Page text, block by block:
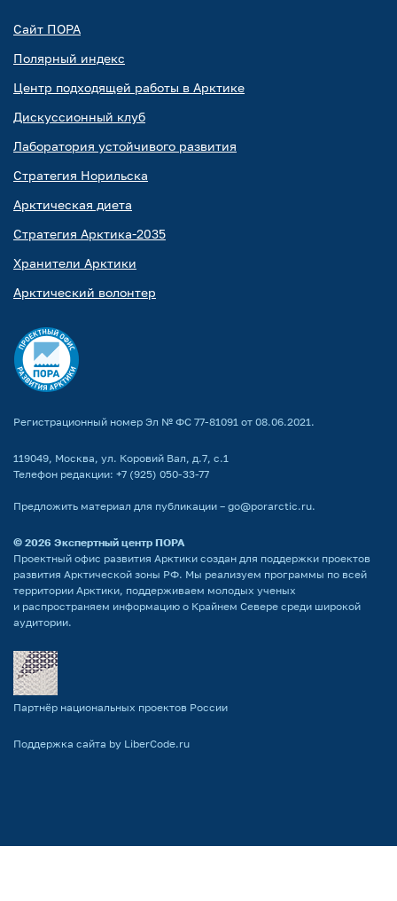
Сайт ПОРА
Полярный индекс
Центр подходящей работы в Арктике
Дискуссионный клуб
Лаборатория устойчивого развития
Стратегия Норильска
Арктическая диета
Стратегия Арктика-2035
Хранители Арктики
Арктический волонтер
Регистрационный номер Эл № ФС 77-81091 от 08.06.2021.
119049, Москва, ул. Коровий Вал, д.7, с.1
Телефон редакции: +7 (925) 050-33-77
Предложить материал для публикации – go@porarctic.ru.
© 2026 Экспертный центр ПОРА
Проектный офис развития Арктики создан для поддержки проектов
развития Арктической зоны РФ. Мы реализуем программы по всей
территории Арктики, поддерживаем молодых ученых
и распространяем информацию о Крайнем Севере среди широкой
аудитории.
Партнёр национальных проектов России
Поддержка сайта by LiberCode.ru